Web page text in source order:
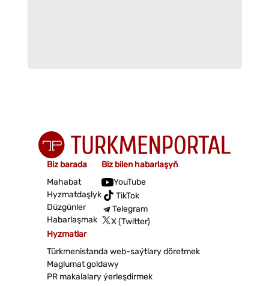
Biz barada
Mahabat
Hyzmatdaşlyk
Düzgünler
Habarlaşmak
Biz bilen habarlaşyň
YouTube
TikTok
Telegram
X (Twitter)
Hyzmatlar
Türkmenistanda web-saýtlary döretmek
Maglumat goldawy
PR makalalary ýerleşdirmek